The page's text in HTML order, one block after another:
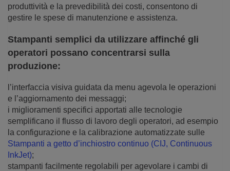
produttività e la prevedibilità dei costi, consentono di
gestire le spese di manutenzione e assistenza.
Stampanti semplici da utilizzare affinché gli
operatori possano concentrarsi sulla
produzione:
l’interfaccia visiva guidata da menu agevola le operazioni
e l’aggiornamento dei messaggi;
i miglioramenti specifici apportati alle tecnologie
semplificano il flusso di lavoro degli operatori, ad esempio
la configurazione e la calibrazione automatizzate sulle
Stampanti a getto d’inchiostro continuo (CIJ, Continuous
InkJet);
stampanti facilmente regolabili per agevolare i cambi di